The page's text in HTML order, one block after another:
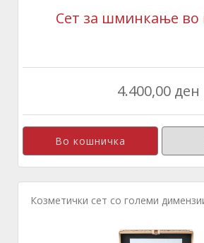
Сет за шминкање во
4.400,00 ден
Козметички сет со големи